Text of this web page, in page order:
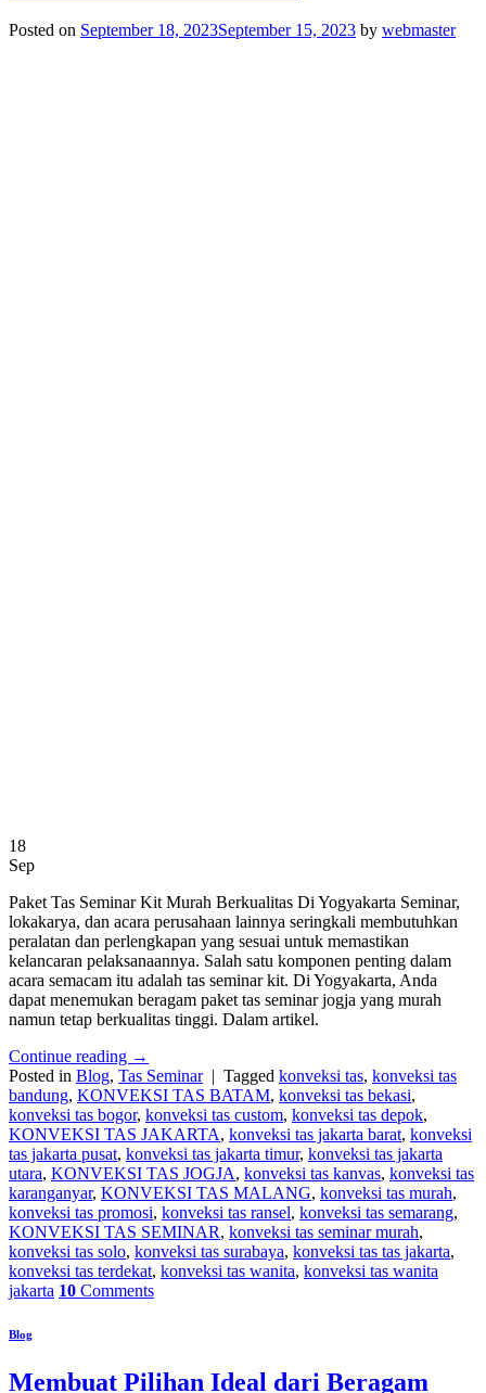
Posted on September 18, 2023September 15, 2023 by webmaster
18
Sep
Paket Tas Seminar Kit Murah Berkualitas Di Yogyakarta Seminar,
lokakarya, dan acara perusahaan lainnya seringkali membutuhkan
peralatan dan perlengkapan yang sesuai untuk memastikan
kelancaran pelaksanaannya. Salah satu komponen penting dalam
acara semacam itu adalah tas seminar kit. Di Yogyakarta, Anda
dapat menemukan beragam paket tas seminar jogja yang murah
namun tetap berkualitas tinggi. Dalam artikel.
Continue reading →
Posted in Blog, Tas Seminar | Tagged konveksi tas, konveksi tas
bandung, KONVEKSI TAS BATAM, konveksi tas bekasi,
konveksi tas bogor, konveksi tas custom, konveksi tas depok,
KONVEKSI TAS JAKARTA, konveksi tas jakarta barat, konveksi
tas jakarta pusat, konveksi tas jakarta timur, konveksi tas jakarta
utara, KONVEKSI TAS JOGJA, konveksi tas kanvas, konveksi tas
karanganyar, KONVEKSI TAS MALANG, konveksi tas murah,
konveksi tas promosi, konveksi tas ransel, konveksi tas semarang,
KONVEKSI TAS SEMINAR, konveksi tas seminar murah,
konveksi tas solo, konveksi tas surabaya, konveksi tas tas jakarta,
konveksi tas terdekat, konveksi tas wanita, konveksi tas wanita
jakarta 10 Comments
Blog
Membuat Pilihan Ideal dari Beragam